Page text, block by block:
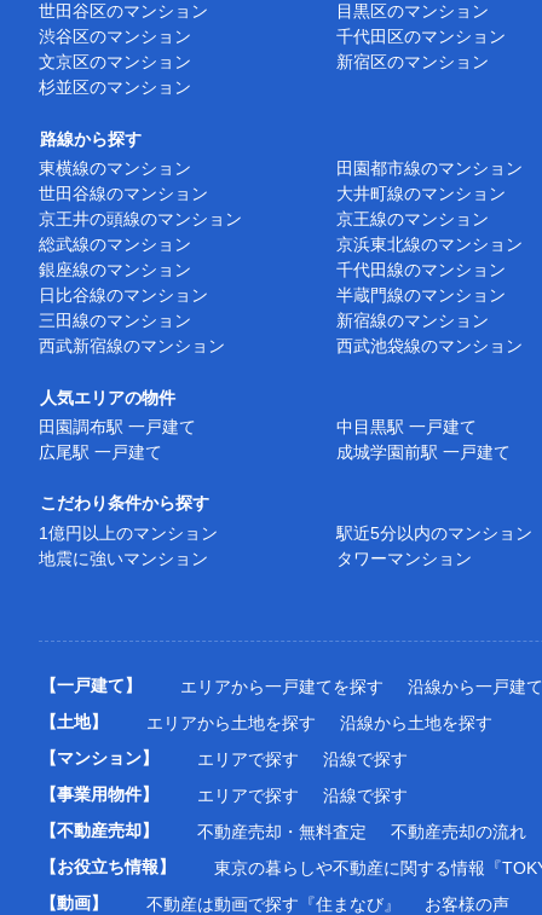
世田谷区のマンション
目黒区のマンション
渋谷区のマンション
千代田区のマンション
文京区のマンション
新宿区のマンション
杉並区のマンション
路線から探す
東横線のマンション
田園都市線のマンション
世田谷線のマンション
大井町線のマンション
京王井の頭線のマンション
京王線のマンション
総武線のマンション
京浜東北線のマンション
銀座線のマンション
千代田線のマンション
日比谷線のマンション
半蔵門線のマンション
三田線のマンション
新宿線のマンション
西武新宿線のマンション
西武池袋線のマンション
人気エリアの物件
田園調布駅 一戸建て
中目黒駅 一戸建て
広尾駅 一戸建て
成城学園前駅 一戸建て
こだわり条件から探す
1億円以上のマンション
駅近5分以内のマンション
地震に強いマンション
タワーマンション
【一戸建て】 エリアから一戸建てを探す
沿線から一戸建
【土地】
エリアから土地を探す
沿線から土地を探す
【マンション】
エリアで探す
沿線で探す
【事業用物件】
エリアで探す
沿線で探す
【不動産売却】
不動産売却・無料査定
不動産売却の流れ
【お役立ち情報】
東京の暮らしや不動産に関する情報『
【動画】
不動産は動画で探す『住まなび』
お客様の声